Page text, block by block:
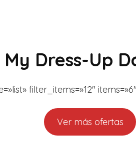
Dress-Up
filter_items=»12″
Ver más ofertas